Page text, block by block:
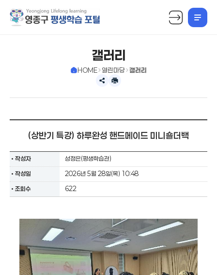
상
단
갤러리
HOME 열린마당 갤러리
공
하
인
하
(상반기 특강) 하루완성 핸드메이드 미니숄더백
작성자 성정은(평생학습관)
작성일 2026년 5월 28일(목) 10:48
조회수 622